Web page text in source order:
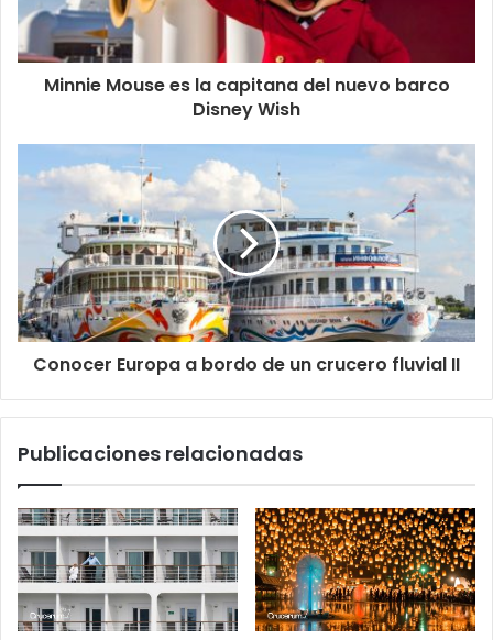
Minnie Mouse es la capitana del nuevo barco
Disney Wish
Conocer Europa a bordo de un crucero fluvial II
Publicaciones relacionadas